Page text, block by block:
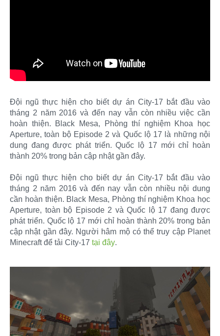
Đội ngũ thực hiện cho biết dự án City-17 bắt đầu vào
tháng 2 năm 2016 và đến nay vẫn còn nhiều việc cần
hoàn thiện. Black Mesa, Phòng thí nghiệm Khoa học
Aperture, toàn bộ Episode 2 và Quốc lộ 17 là những nội
dung đang được phát triển. Quốc lộ 17 mới chỉ hoàn
thành 20% trong bản cập nhật gần đây.
Đội ngũ thực hiện cho biết dự án City-17 bắt đầu vào
tháng 2 năm 2016 và đến nay vẫn còn nhiều nội dung
cần hoàn thiện. Black Mesa, Phòng thí nghiệm Khoa học
Aperture, toàn bộ Episode 2 và Quốc lộ 17 đang được
phát triển. Quốc lộ 17 mới chỉ hoàn thành 20% trong bản
cập nhật gần đây. Người hâm mộ có thể truy cập Planet
Minecraft để tải City-17 tại đây.